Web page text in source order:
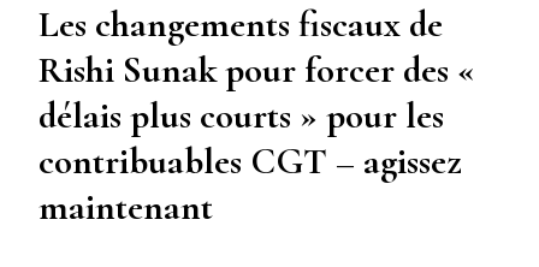
Les changements fiscaux de
Rishi Sunak pour forcer des «
délais plus courts » pour les
contribuables CGT – agissez
maintenant